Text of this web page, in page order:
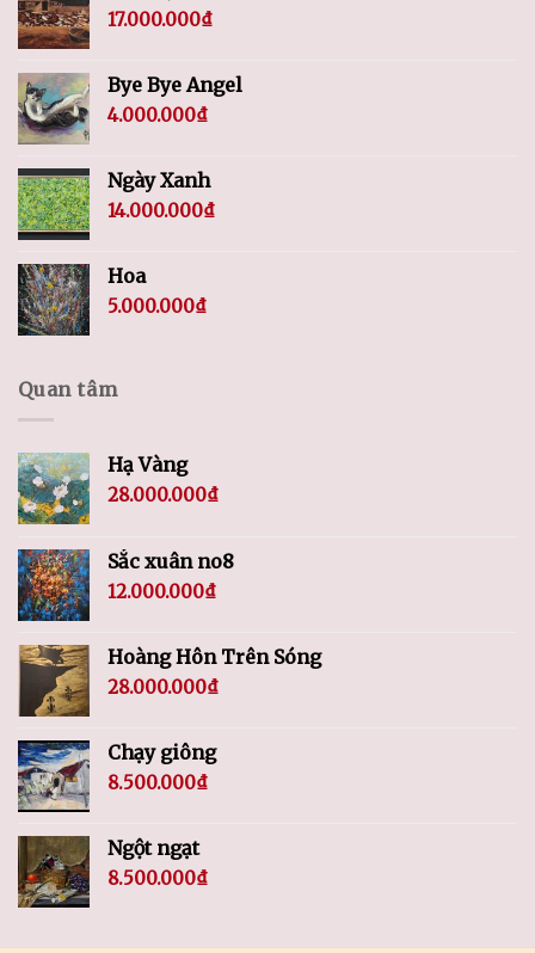
17.000.000₫
Bye Bye Angel
4.000.000₫
Ngày Xanh
14.000.000₫
Hoa
5.000.000₫
Quan tâm
Hạ Vàng
28.000.000₫
Sắc xuân no8
12.000.000₫
Hoàng Hôn Trên Sóng
28.000.000₫
Chạy giông
8.500.000₫
Ngột ngạt
8.500.000₫